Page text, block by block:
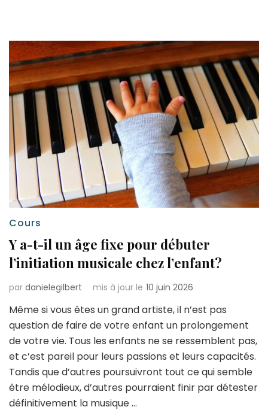
Cours
Y a-t-il un âge fixe pour débuter
l’initiation musicale chez l’enfant?
par danielegilbert mis à jour le 10 juin 2026
Même si vous êtes un grand artiste, il n’est pas
question de faire de votre enfant un prolongement
de votre vie. Tous les enfants ne se ressemblent pas,
et c’est pareil pour leurs passions et leurs capacités.
Tandis que d’autres poursuivront tout ce qui semble
être mélodieux, d’autres pourraient finir par détester
définitivement la musique …